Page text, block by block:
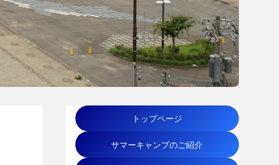
トップページ
サマーキャンプのご紹介